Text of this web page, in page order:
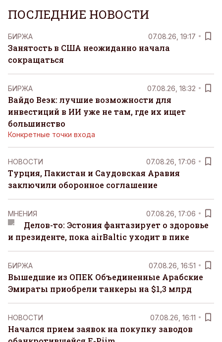
ПОСЛЕДНИЕ НОВОСТИ
БИРЖА 07.08.26, 19:17
Занятость в США неожиданно начала
сокращаться
БИРЖА 07.08.26, 18:32
Вайдо Веэк: лучшие возможности для
инвестиций в ИИ уже не там, где их ищет
большинство
Конкретные точки входа
НОВОСТИ 07.08.26, 17:06
Турция, Пакистан и Саудовская Аравия
заключили оборонное соглашение
MНЕНИЯ 07.08.26, 17:06
Делов-то: Эстония фантазирует о здоровье
и президенте, пока airBaltic уходит в пике
БИРЖА 07.08.26, 16:51
Вышедшие из ОПЕК Объединенные Арабские
Эмираты приобрели танкеры на $1,3 млрд
НОВОСТИ 07.08.26, 16:11
Начался прием заявок на покупку заводов